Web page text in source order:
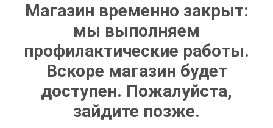
Магазин временно закрыт:
мы выполняем
профилактические работы.
Вскоре магазин будет
доступен. Пожалуйста,
зайдите позже.